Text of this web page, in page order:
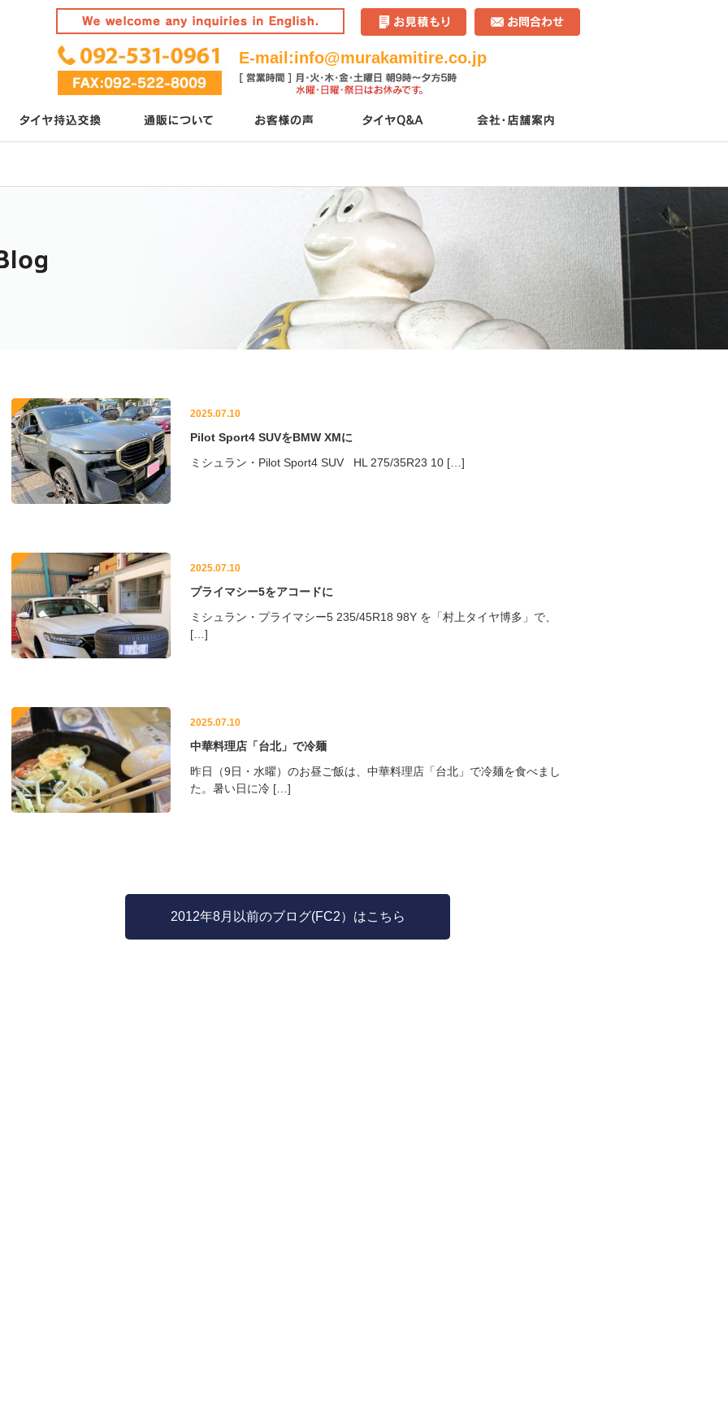
E-mail:info@murakamitire.co.jp
2025.07.10
Pilot Sport4 SUVをBMW XMに
ミシュラン・Pilot Sport4 SUV HL 275/35R23 10 […]
2025.07.10
プライマシー5をアコードに
ミシュラン・プライマシー5 235/45R18 98Y を「村上タイヤ博多」で、
[…]
2025.07.10
中華料理店「台北」で冷麺
昨日（9日・水曜）のお昼ご飯は、中華料理店「台北」で冷麺を食べまし
た。暑い日に冷 […]
2012年8月以前のブログ(FC2）はこちら